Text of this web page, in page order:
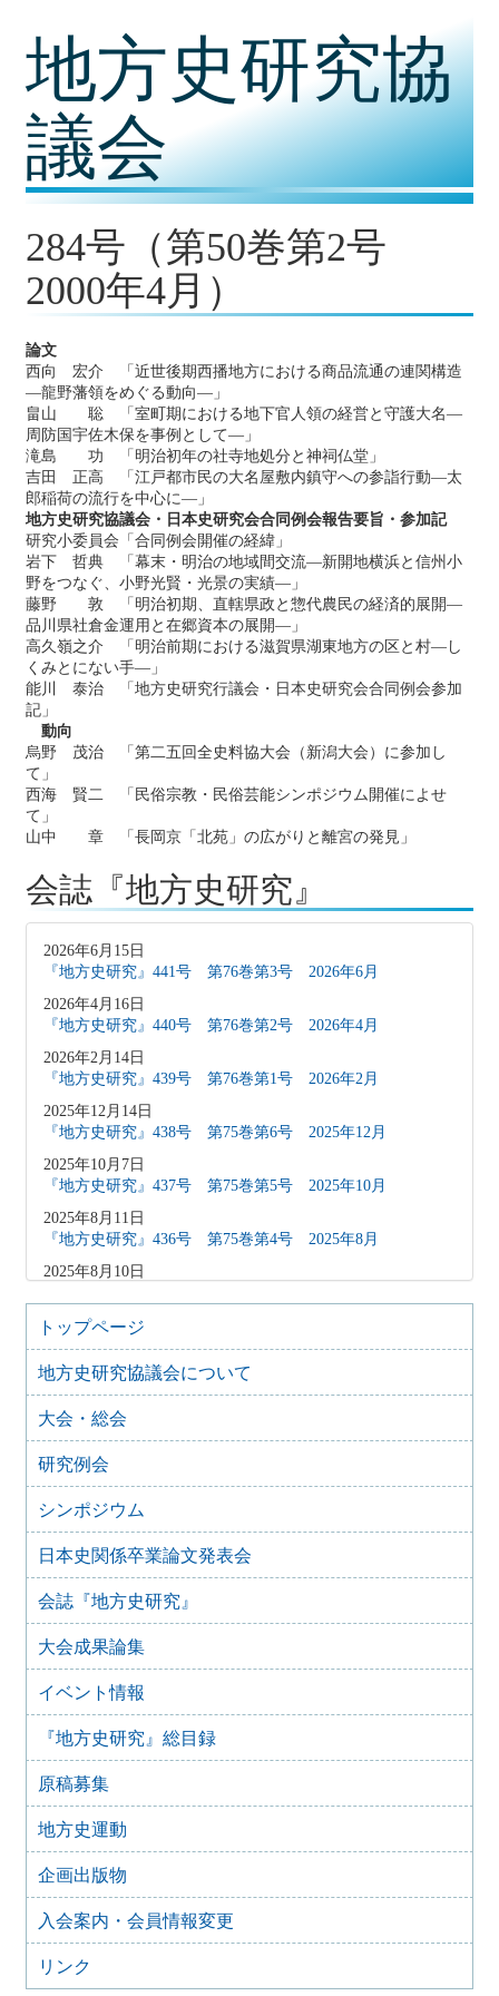
地方史研究協
議会
284号（第50巻第2号
2000年4月）
論文
西向 宏介 「近世後期西播地方における商品流通の連関構造
―龍野藩領をめぐる動向―」
畠山 聡 「室町期における地下官人領の経営と守護大名―
周防国宇佐木保を事例として―」
滝島 功 「明治初年の社寺地処分と神祠仏堂」
吉田 正高 「江戸都市民の大名屋敷内鎮守への参詣行動―太
郎稲荷の流行を中心に―」
地方史研究協議会・日本史研究会合同例会報告要旨・参加記
研究小委員会「合同例会開催の経緯」
岩下 哲典 「幕末・明治の地域間交流―新開地横浜と信州小
野をつなぐ、小野光賢・光景の実績―」
藤野 敦 「明治初期、直轄県政と惣代農民の経済的展開―
品川県社倉金運用と在郷資本の展開―」
高久嶺之介 「明治前期における滋賀県湖東地方の区と村―し
くみとにない手―」
能川 泰治 「地方史研究行議会・日本史研究会合同例会参加
記」
動向
烏野 茂治 「第二五回全史料協大会（新潟大会）に参加し
て」
西海 賢二 「民俗宗教・民俗芸能シンポジウム開催によせ
て」
山中 章 「長岡京「北苑」の広がりと離宮の発見」
会誌『地方史研究』
2026年6月15日
『地方史研究』441号 第76巻第3号 2026年6月
2026年4月16日
『地方史研究』440号 第76巻第2号 2026年4月
2026年2月14日
『地方史研究』439号 第76巻第1号 2026年2月
2025年12月14日
『地方史研究』438号 第75巻第6号 2025年12月
2025年10月7日
『地方史研究』437号 第75巻第5号 2025年10月
2025年8月11日
『地方史研究』436号 第75巻第4号 2025年8月
2025年8月10日
2025年6月9日
『地方史研究』435号 第75巻第3号 2025年6月
2025年4月9日
『地方史研究』434号 第75巻第2号 2025年4月
2025年2月10日
『地方史研究』433号 第75巻第1号 2025年2月
2025年1月15日
『地方史研究』432号 第74巻第6号 2024年12月
『地方史研究』431号 第74巻第5号 2024年10月
2024年11月20日
『地方史研究』430号 第74巻第4号 2024年8月
2024年6月4日
『地方史研究』429号 第75巻第3号 2024年6月
2024年6月4日
『地方史研究』428号 第74巻第2号 2024年4月
2024年6月4日
『地方史研究』427号 第74巻第1号 2024年2月
2023年12月24日
『地方史研究』426号 第73巻第6号 2023年12月
『地方史研究』425号 第73巻第5号 2023年10月
2023年8月15日
『地方史研究』424号 第73巻第4号 2023年8月
2023年8月15日
『地方史研究』423号 第73巻第3号 2023年6月
トップページ
地方史研究協議会について
大会・総会
研究例会
シンポジウム
日本史関係卒業論文発表会
会誌『地方史研究』
大会成果論集
イベント情報
『地方史研究』総目録
原稿募集
地方史運動
企画出版物
入会案内・会員情報変更
リンク